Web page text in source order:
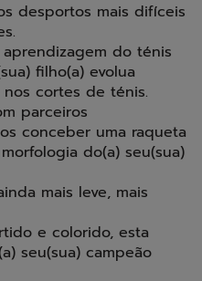
desportos mais difíceis
aprendizagem do ténis
filho(a) evolua
cortes de ténis.
parceiros
conceber uma raqueta
do(a) seu(sua)
mais leve, mais
e colorido, esta
seu(sua) campeão